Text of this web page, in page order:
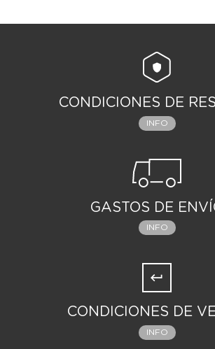
CONDICIONES DE
INFO
GASTOS DE
INFO
CONDICIONES DE
INFO